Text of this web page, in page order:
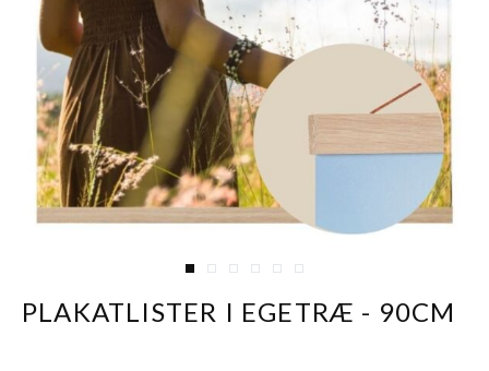
View larger image
View larger image
View larger image
View larger image
View larger image
View larger image
PLAKATLISTER I EGETRÆ - 90CM